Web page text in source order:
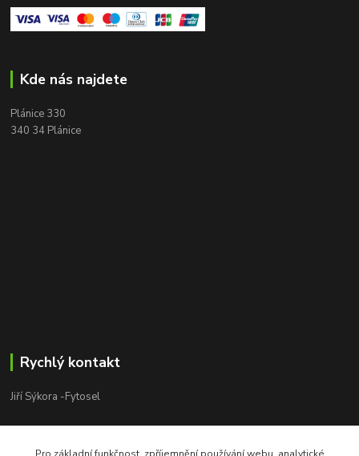
Kde nás najdete
Plánice 330
340 34 Plánice
Rychlý kontakt
Jiří Sýkora -Fytosel
+420 603 170 413